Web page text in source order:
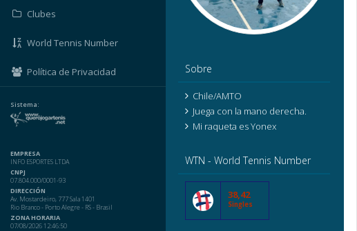
Clubes
World Tennis Number
Política de Privacidad
Sistema:
EMPRESA
INFO ESPORTES LTDA
CNPJ
07.804.000/0001-93
DIRECCIÓN
Av. Mostardeiro, 777 Sala 1401
Rio Branco - Porto Alegre - RS - Brasil
ZONA HORARIA
07/08/2026 12:46:50
Sobre
Chile/AMTO
Juega con la mano derecha.
Mi raqueta es Yonex
WTN - World Tennis Number
38,42
Singles